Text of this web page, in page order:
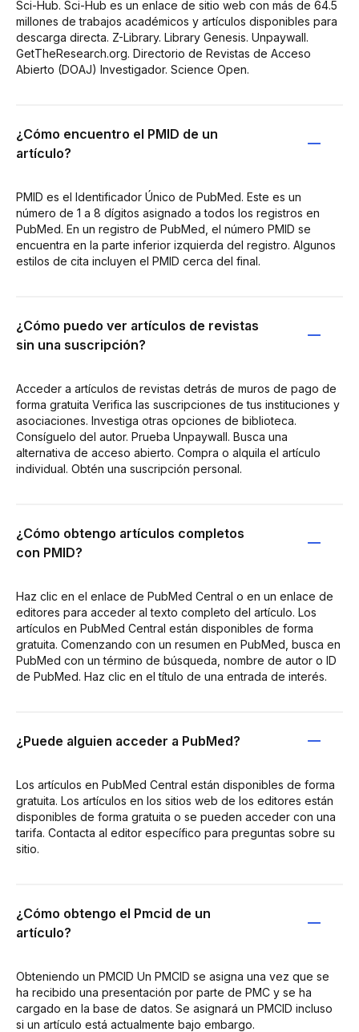
Sci-Hub. Sci-Hub es un enlace de sitio web con más de 64.5
millones de trabajos académicos y artículos disponibles para
descarga directa. Z-Library. Library Genesis. Unpaywall.
GetTheResearch.org. Directorio de Revistas de Acceso
Abierto (DOAJ) Investigador. Science Open.
¿Cómo encuentro el PMID de un
artículo?
PMID es el Identificador Único de PubMed. Este es un
número de 1 a 8 dígitos asignado a todos los registros en
PubMed. En un registro de PubMed, el número PMID se
encuentra en la parte inferior izquierda del registro. Algunos
estilos de cita incluyen el PMID cerca del final.
¿Cómo puedo ver artículos de revistas
sin una suscripción?
Acceder a artículos de revistas detrás de muros de pago de
forma gratuita Verifica las suscripciones de tus instituciones y
asociaciones. Investiga otras opciones de biblioteca.
Consíguelo del autor. Prueba Unpaywall. Busca una
alternativa de acceso abierto. Compra o alquila el artículo
individual. Obtén una suscripción personal.
¿Cómo obtengo artículos completos
con PMID?
Haz clic en el enlace de PubMed Central o en un enlace de
editores para acceder al texto completo del artículo. Los
artículos en PubMed Central están disponibles de forma
gratuita. Comenzando con un resumen en PubMed, busca en
PubMed con un término de búsqueda, nombre de autor o ID
de PubMed. Haz clic en el título de una entrada de interés.
¿Puede alguien acceder a PubMed?
Los artículos en PubMed Central están disponibles de forma
gratuita. Los artículos en los sitios web de los editores están
disponibles de forma gratuita o se pueden acceder con una
tarifa. Contacta al editor específico para preguntas sobre su
sitio.
¿Cómo obtengo el Pmcid de un
artículo?
Obteniendo un PMCID Un PMCID se asigna una vez que se
ha recibido una presentación por parte de PMC y se ha
cargado en la base de datos. Se asignará un PMCID incluso
si un artículo está actualmente bajo embargo.